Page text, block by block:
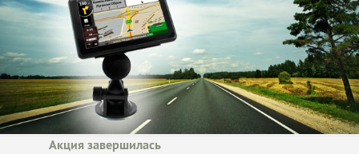
Акция завершилась